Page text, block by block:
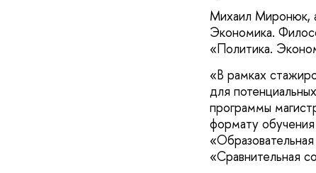
Михаил Миронюк,
Экономика.
«Политика.
«В рамках
для
программы
формату
«Сравнительная